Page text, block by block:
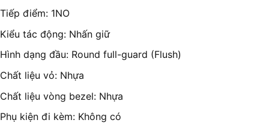
Tiếp điểm: 1NO
Kiểu tác động: Nhấn giữ
Hình dạng đầu: Round full-guard (Flush)
Chất liệu vỏ: Nhựa
Chất liệu vòng bezel: Nhựa
Phụ kiện đi kèm: Không có